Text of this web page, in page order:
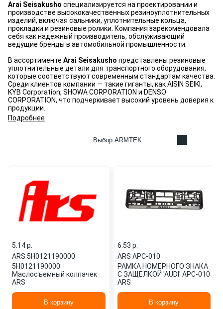
Arai Seisakusho специализируется на проектировании и
производстве высококачественных резиноуплотнительных
изделий, включая сальники, уплотнительные кольца,
прокладки и резиновые ролики. Компания зарекомендовала
себя как надежный производитель, обслуживающий
ведущие бренды в автомобильной промышленности.
В ассортименте Arai Seisakusho представлены резиновые
уплотнительные детали для транспортного оборудования,
которые соответствуют современным стандартам качества.
Среди клиентов компании — такие гиганты, как AISIN SEIKI,
KYB Corporation, SHOWA CORPORATION и DENSO
CORPORATION, что подчеркивает высокий уровень доверия к
продукции.
Подробнее
Выбор ARMTEK
5.14 p.
ARS·5H0121190000
5H0121190000
Маслосъемный колпачек
ARS
В корзину
6.53 p.
ARS·APC-010
РАМКА НОМЕРНОГО ЗНАКА
С ЗАЩЕЛКОЙ 'AUDI' APC-010
ARS
В корзину